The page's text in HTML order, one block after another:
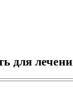
для